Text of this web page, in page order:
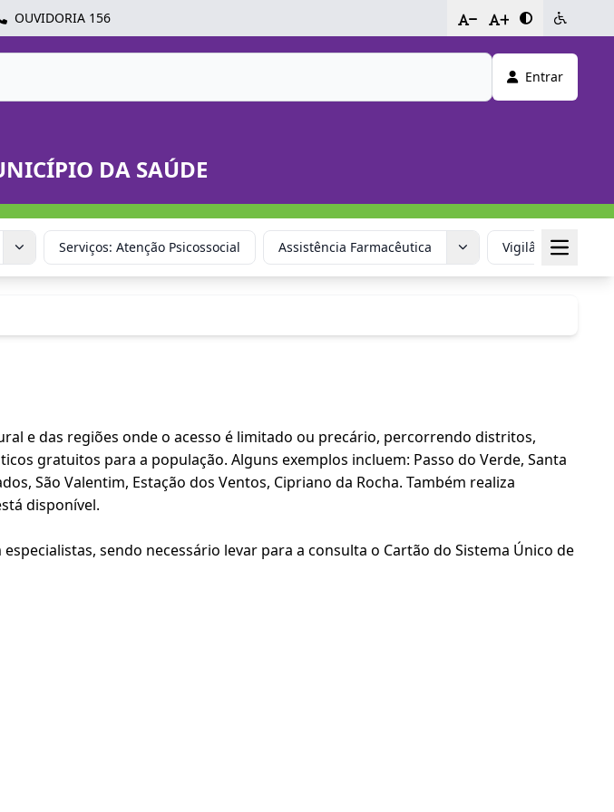
OUVIDORIA 156 - +
Entrar
DA SAÚDE
Serviços: Atenção Psicossocial Assistência Farmacêutica Vigilância em
e das regiões onde o acesso é limitado ou precário, percorrendo distritos,
gratuitos para a população. Alguns exemplos incluem: Passo do Verde, Santa
São Valentim, Estação dos Ventos, Cipriano da Rocha. Também realiza
disponível.
sendo necessário levar para a consulta o Cartão do Sistema Único de